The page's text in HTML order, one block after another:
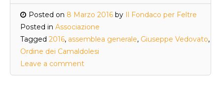
Posted on 8 Marzo 2016 by Il Fondaco per Feltre
Posted in Associazione
Tagged 2016, assemblea generale, Giuseppe Vedovato,
Ordine dei Camaldolesi
Leave a comment